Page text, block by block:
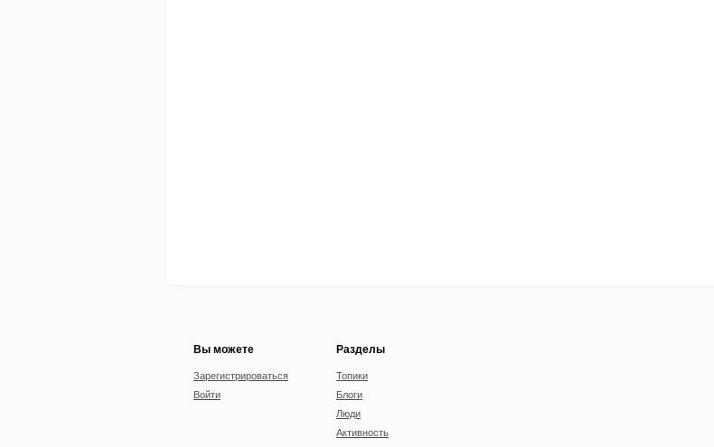
Вы можете
Зарегистрироваться
Войти
Разделы
Топики
Блоги
Люди
Активность